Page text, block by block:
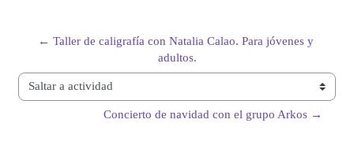
← Taller de caligrafía con Natalia Calao. Para jóvenes y
adultos.
Saltar a actividad
Concierto de navidad con el grupo Arkos →